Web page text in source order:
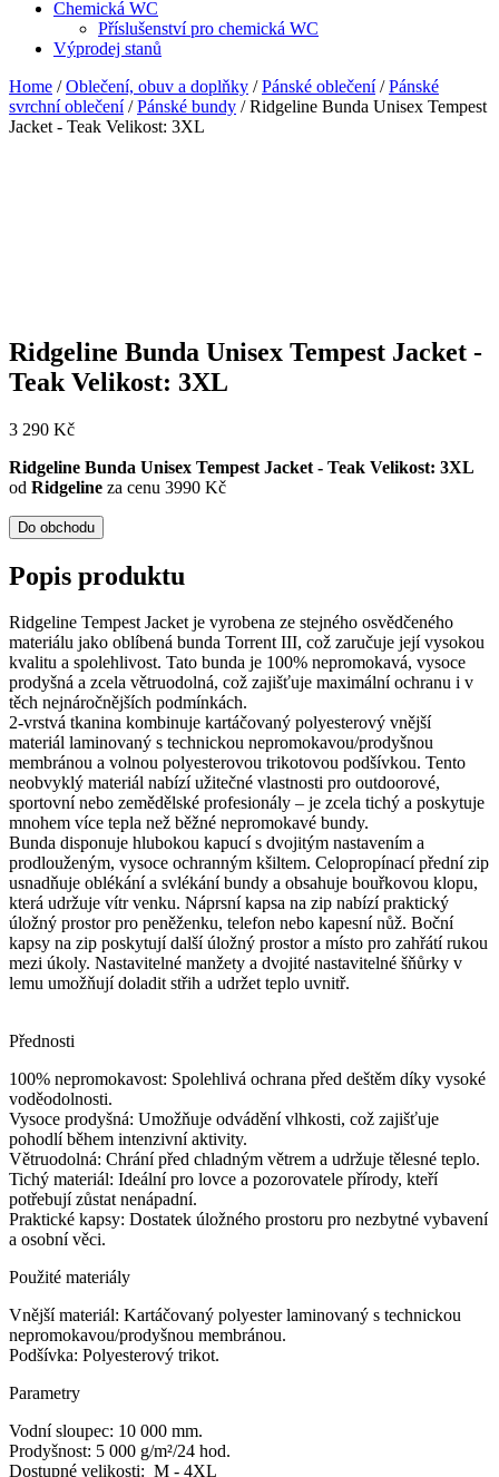
Chemická WC
Příslušenství pro chemická WC
Výprodej stanů
Home /Oblečení, obuv a doplňky /Pánské oblečení/Pánské
svrchní oblečení/Pánské bundy / Ridgeline Bunda Unisex Tempest
Jacket - Teak Velikost: 3XL
Ridgeline Bunda Unisex Tempest Jacket -
Teak Velikost: 3XL
3 290 Kč
Ridgeline Bunda Unisex Tempest Jacket - Teak Velikost: 3XL
od Ridgeline za cenu 3990 Kč
Do obchodu
Popis produktu
Ridgeline Tempest Jacket je vyrobena ze stejného osvědčeného
materiálu jako oblíbená bunda Torrent III, což zaručuje její vysokou
kvalitu a spolehlivost. Tato bunda je 100% nepromokavá, vysoce
prodyšná a zcela větruodolná, což zajišťuje maximální ochranu i v
těch nejnáročnějších podmínkách.
2-vrstvá tkanina kombinuje kartáčovaný polyesterový vnější
materiál laminovaný s technickou nepromokavou/prodyšnou
membránou a volnou polyesterovou trikotovou podšívkou. Tento
neobvyklý materiál nabízí užitečné vlastnosti pro outdoorové,
sportovní nebo zemědělské profesionály – je zcela tichý a poskytuje
mnohem více tepla než běžné nepromokavé bundy.
Bunda disponuje hlubokou kapucí s dvojitým nastavením a
prodlouženým, vysoce ochranným kšiltem. Celopropínací přední zip
usnadňuje oblékání a svlékání bundy a obsahuje bouřkovou klopu,
která udržuje vítr venku. Náprsní kapsa na zip nabízí praktický
úložný prostor pro peněženku, telefon nebo kapesní nůž. Boční
kapsy na zip poskytují další úložný prostor a místo pro zahřátí rukou
mezi úkoly. Nastavitelné manžety a dvojité nastavitelné šňůrky v
lemu umožňují doladit střih a udržet teplo uvnitř.
Přednosti
100% nepromokavost: Spolehlivá ochrana před deštěm díky vysoké
voděodolnosti.
Vysoce prodyšná: Umožňuje odvádění vlhkosti, což zajišťuje
pohodlí během intenzivní aktivity.
Větruodolná: Chrání před chladným větrem a udržuje tělesné teplo.
Tichý materiál: Ideální pro lovce a pozorovatele přírody, kteří
potřebují zůstat nenápadní.
Praktické kapsy: Dostatek úložného prostoru pro nezbytné vybavení
a osobní věci.
Použité materiály
Vnější materiál: Kartáčovaný polyester laminovaný s technickou
nepromokavou/prodyšnou membránou.
Podšívka: Polyesterový trikot.
Parametry
Vodní sloupec: 10 000 mm.
Prodyšnost: 5 000 g/m²/24 hod.
Dostupné velikosti: M - 4XL